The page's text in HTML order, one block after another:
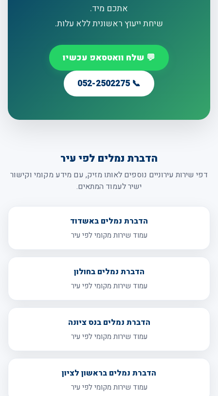
אתכם מיד.
שיחת ייעוץ ראשונית ללא עלות.
💬 שלח וואטסאפ עכשיו
📞 052-2502275
הדברת נמלים לפי עיר
דפי שירות עירוניים נוספים לאותו מזיק, עם מידע מקומי וקישור
ישיר לעמוד המתאים.
הדברת נמלים באשדוד
עמוד שירות מקומי לפי עיר
הדברת נמלים בחולון
עמוד שירות מקומי לפי עיר
הדברת נמלים בנס ציונה
עמוד שירות מקומי לפי עיר
הדברת נמלים בראשון לציון
עמוד שירות מקומי לפי עיר